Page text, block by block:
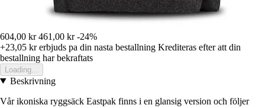
604,00 kr 461,00 kr -24%
+23,05 krerbjuds pa din nasta bestallning Krediteras efter att din
bestallning har bekraftats
Loading...
Beskrivning
Vår ikoniska ryggsäck Eastpak finns i en glansig version och följer